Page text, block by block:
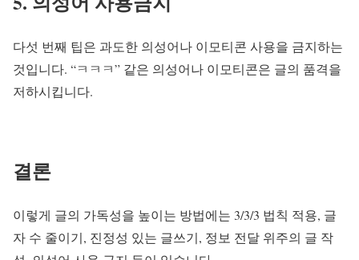
다섯 번째 팁은 과도한 의성어나 이모티콘 사용을 금지하는
것입니다. “ㅋㅋㅋ” 같은 의성어나 이모티콘은 글의 품격을
저하시킵니다.
결론
이렇게 글의 가독성을 높이는 방법에는 3/3/3 법칙 적용, 글
자 수 줄이기, 진정성 있는 글쓰기, 정보 전달 위주의 글 작